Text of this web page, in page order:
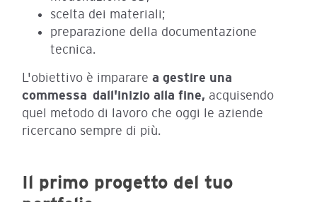
scelta dei materiali;
preparazione della documentazione
tecnica.
L'obiettivo è impararea gestire una
commessa dall'inizio alla fine, acquisendo
quel metodo di lavoro che oggi le aziende
ricercano sempre di più.
Il primo progetto del tuo